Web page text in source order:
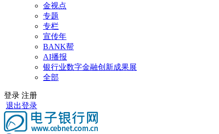
金视点
专题
专栏
宣传年
BANK帮
AI播报
银行业数字金融创新成果展
全部
登录 注册
退出登录